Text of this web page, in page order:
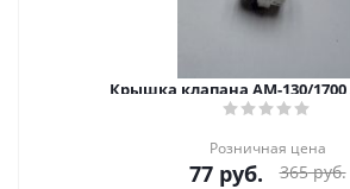
Крышка клапана АМ-130/
Розничная цена
77руб. 365руб.